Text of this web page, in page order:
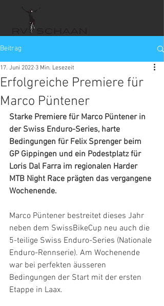
Beitrag
Erfolgreiche Premiere für
Marco Püntener
17. Juni 2022 3 Min. Lesezeit
Starke Premiere für Marco Püntener in
der Swiss Enduro-Series, harte
Bedingungen für Felix Sprenger beim
GP Gippingen und ein Podestplatz für
Loris Dal Farra im regionalen Harder
MTB Night Race prägten das vergangene
Wochenende.
Marco Püntener bestreitet dieses Jahr
neben dem SwissBikeCup neu auch die
5-teilige Swiss Enduro-Series (Nationale
Enduro-Rennserie). Am Wochenende
war bei perfekten äusseren
Bedingungen der Start mit der ersten
Etappe in Laax.